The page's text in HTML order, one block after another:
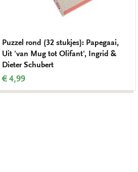
Puzzel rond (32 stukjes): Papegaai,
Uit 'van Mug tot Olifant', Ingrid &
Dieter Schubert
€ 4,99